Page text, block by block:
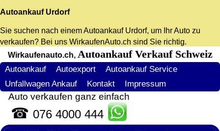
Autoankauf Urdorf
Sie suchen nach einemAutoankauf Urdorf, um Ihr Auto zu
verkaufen? Bei uns WirkaufenAuto.ch sind Sie richtig.